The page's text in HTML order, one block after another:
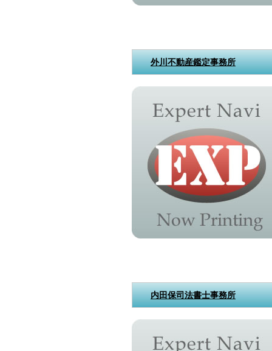
外川不動産鑑定事務所
内田保司法書士事務所